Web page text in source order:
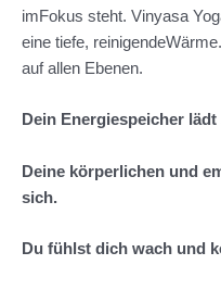
imFokus steht. Vinyasa
eine tiefe,
auf allen Ebenen.
Dein Energiespeicher
Deine körperlichen und
sich.
Du fühlst dich wach und